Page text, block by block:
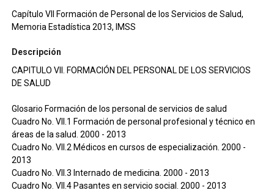
Capítulo VII Formación de Personal de los Servicios de Salud,
Memoria Estadística 2013, IMSS
Descripción
CAPITULO VII. FORMACIÓN DEL PERSONAL DE LOS SERVICIOS
DE SALUD
Glosario Formación de los personal de servicios de salud
Cuadro No. VII.1 Formación de personal profesional y técnico en
áreas de la salud. 2000 - 2013
Cuadro No. VII.2 Médicos en cursos de especialización. 2000 -
2013
Cuadro No. VII.3 Internado de medicina. 2000 - 2013
Cuadro No. VII.4 Pasantes en servicio social. 2000 - 2013